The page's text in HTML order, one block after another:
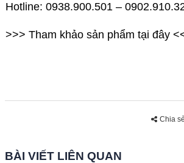
Hotline: 0938.900.501 –
>>> Tham khảo sản phẩm tại đây
Chia
BÀI VIẾT LIÊN QUAN